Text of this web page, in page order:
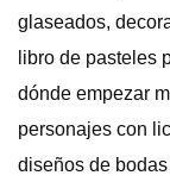
glaseados,
libro de pasteles
dónde empezar
personajes con
diseños de